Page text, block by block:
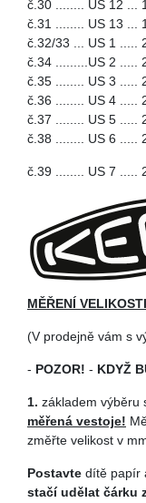
č.30 ........ US 12 ...
č.31 ........ US 13 ...
č.32/33 ... US 1 .....
č.34 .........US 2 .....
č.35 ........ US 3 .....
č.36 ........ US 4 .....
č.37 ........ US 5 .....
č.38 ........ US 6 .....
č.39 ........ US 7 .....
MĚŘENÍ VELIKOSTI
(V prodejně vám s
- POZOR! - KDYŽ
1. základem výběru
měřená vestoje!
změřte velikost v mm
Postavte dítě papír
stačí udělat čárku